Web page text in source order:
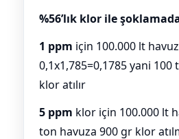
%56’lık klor ile
1 ppm için 100.000 lt
0,1x1,785=0,1785 yani
klor atılır
5 ppm klor için 100.000 lt
ton havuza 900 gr klor